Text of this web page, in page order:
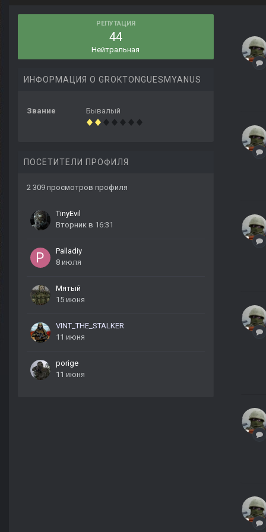
РЕПУТАЦИЯ
44
Нейтральная
ИНФОРМАЦИЯ О GROKTONGUESMYANUS
Звание Бывалый
ПОСЕТИТЕЛИ ПРОФИЛЯ
2 309 просмотров профиля
TinyEvil
Вторник в 16:31
Palladiy
8 июля
Мятый
15 июня
VINT_THE_STALKER
11 июня
porige
11 июня